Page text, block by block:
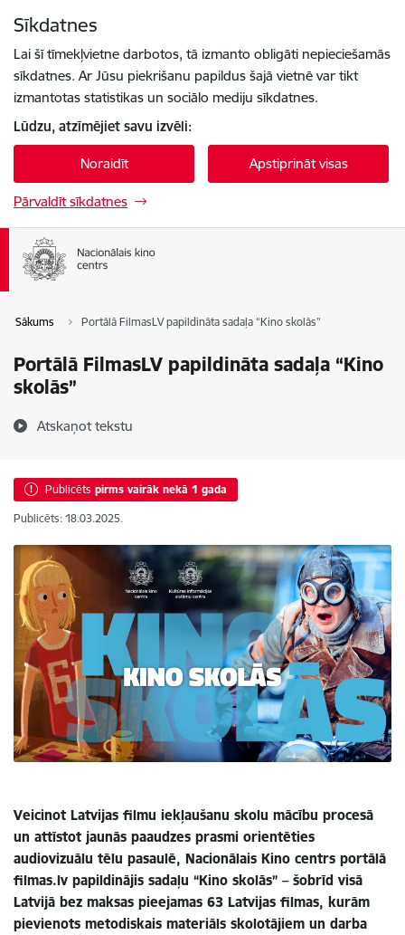
Sīkdatnes
Lai šī tīmekļvietne darbotos, tā izmanto obligāti nepieciešamās
sīkdatnes. Ar Jūsu piekrišanu papildus šajā vietnē var tikt
izmantotas statistikas un sociālo mediju sīkdatnes.
Lūdzu, atzīmējiet savu izvēli:
Noraidīt Apstiprināt visas
Pārvaldīt sīkdatnes
Sākums Portālā FilmasLV papildināta sadaļa “Kino skolās”
Portālā FilmasLV papildināta sadaļa “Kino
skolās”
Atskaņot tekstu
Publicēts pirms vairāk nekā 1 gada
Publicēts: 18.03.2025.
Veicinot Latvijas filmu iekļaušanu skolu mācību procesā
un attīstot jaunās paaudzes prasmi orientēties
audiovizuālu tēlu pasaulē, Nacionālais Kino centrs portālā
filmas.lv papildinājis sadaļu “Kino skolās” – šobrīd visā
Latvijā bez maksas pieejamas 63 Latvijas filmas, kurām
pievienots metodiskais materiāls skolotājiem un darba